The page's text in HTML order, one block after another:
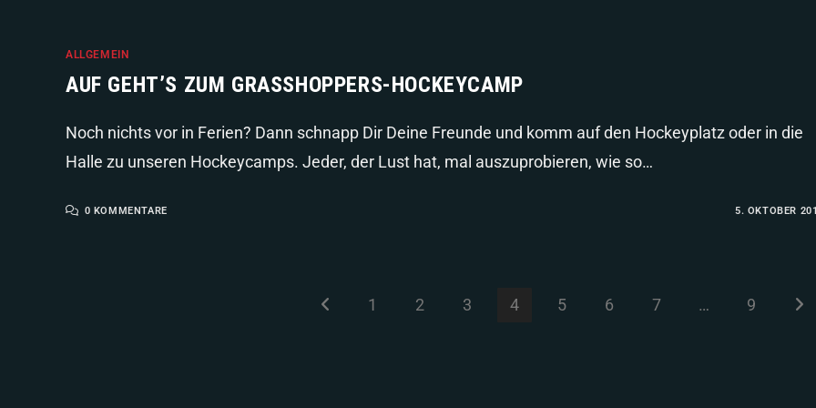
ALLGEMEIN
AUF GEHT’S ZUM GRASSHOPPERS-HOCKEYCAMP
Noch nichts vor in Ferien? Dann schnapp Dir Deine Freunde und komm auf den Hockeyplatz oder in die
Halle zu unseren Hockeycamps. Jeder, der Lust hat, mal auszuprobieren, wie so…
0 KOMMENTARE 5. OKTOBER
1 2 3 4 5 6 7 … 9